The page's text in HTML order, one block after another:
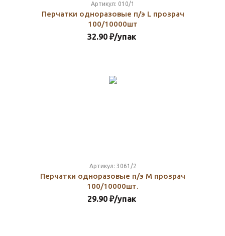
Артикул: 010/1
Перчатки одноразовые п/э L прозрач
100/10000шт
32.90 ₽/упак
Артикул: 3061/2
Перчатки одноразовые п/э М прозрач
100/10000шт.
29.90 ₽/упак